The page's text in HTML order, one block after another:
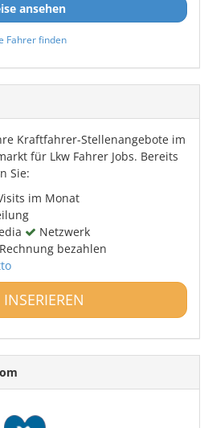
ansehen
Fahrer finden
Kraftfahrer-Stellenangebote im
für Lkw Fahrer Jobs. Bereits
Sie:
im Monat
Netzwerk
bezahlen
INSERIEREN